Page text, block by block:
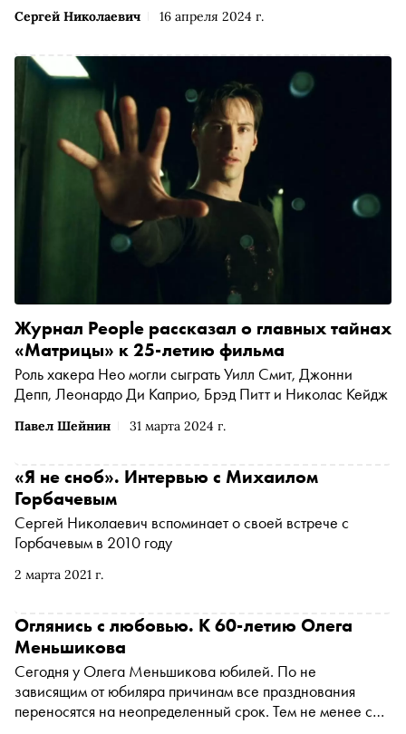
Сергей Николаевич 16 апреля 2024 г.
катаклизмы, надежды и драмы ХХ века, успела захватить
заполнены творчеством и самыми разнообразными
трудами. Новые книги, выставки, телевизионные и
художественные фильмы, встречи и дружба с самыми
примечательными людьми своего времени — это все
она, великая Зоя Богуславская. «Сноб» от души
поздравляет с юбилеем Зою Борисовну и публикует эссе
Сергея Николаевича, посвященное ей
Павел Шейнин 31 марта 2024 г.
Журнал People рассказал о главных тайнах
«Матрицы» к 25-летию фильма
Роль хакера Нео могли сыграть Уилл Смит, Джонни
Депп, Леонардо Ди Каприо, Брэд Питт и Николас Кейдж
2 марта 2021 г.
«Я не сноб». Интервью с Михаилом
Горбачевым
Сергей Николаевич вспоминает о своей встрече с
Горбачевым в 2010 году
Оглянись с любовью. К 60-летию Олега
Меньшикова
Сегодня у Олега Меньшикова юбилей. По не
зависящим от юбиляра причинам все празднования
переносятся на неопределенный срок. Тем не менее сам